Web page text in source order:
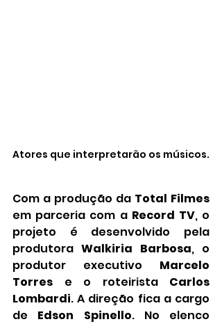
Atores que interpretarão os músicos.
Com a produção da Total Filmes
em parceria com a Record TV, o
projeto é desenvolvido pela
produtora Walkiria Barbosa, o
produtor executivo Marcelo
Torres e o roteirista Carlos
Lombardi. A direção fica a cargo
de Edson Spinello. No elenco